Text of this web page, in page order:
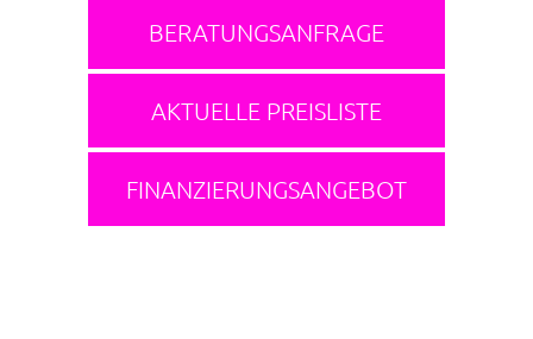
BERATUNGSANFRAGE
AKTUELLE PREISLISTE
FINANZIERUNGSANGEBOT